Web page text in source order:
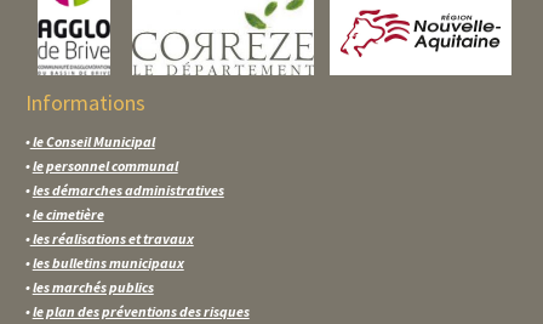
Informations
•le Conseil Municipal
•le personnel communal
•les démarches administratives
•le cimetière
•les réalisations et travaux
•les bulletins municipaux
•les marchés publics
•le plan des préventions des risques